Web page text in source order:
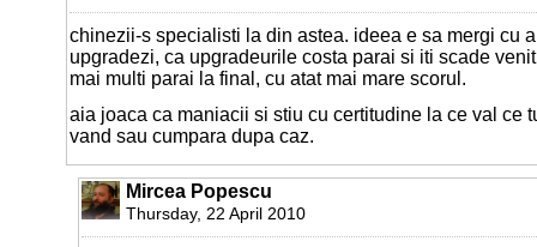
chinezii-s specialisti la din astea. ideea e sa mergi cu
upgradezi, ca upgradeurile costa parai si iti scade
mai multi parai la final, cu atat mai mare scorul.
aia joaca ca maniacii si stiu cu certitudine la ce val ce
vand sau cumpara dupa caz.
Mircea Popescu
Thursday, 22 April 2010